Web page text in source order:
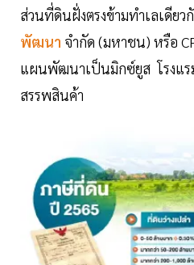
ส่วนที่ดินฝั่งตรงข้ามทำเลเดีย
พัฒนา จำกัด (มหาชน) หรือ
แผนพัฒนาเป็นมิกซ์ยูส โรงแร
สรรพสินค้า